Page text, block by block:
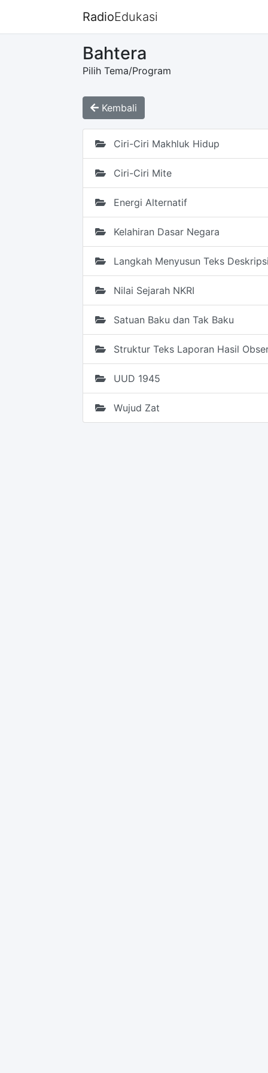
RadioEdukasi
Bahtera
Pilih Tema/Program
Kembali
Ciri-Ciri Makhluk Hidup
Ciri-Ciri Mite
Energi Alternatif
Kelahiran Dasar Negara
Langkah Menyusun Teks
Nilai Sejarah NKRI
Satuan Baku dan Tak Baku
Struktur Teks Laporan Hasil
UUD 1945
Wujud Zat